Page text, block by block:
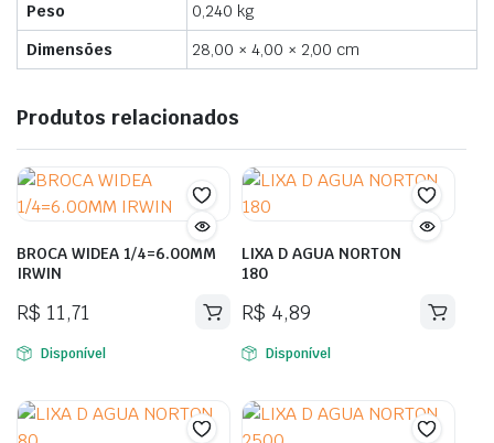
Peso
0,240 kg
Dimensões
28,00 × 4,00 × 2,00 cm
Produtos relacionados
BROCA WIDEA 1/4=6.00MM
IRWIN
R$ 11,71
Disponível
LIXA D AGUA NORTON
180
R$ 4,89
Disponível